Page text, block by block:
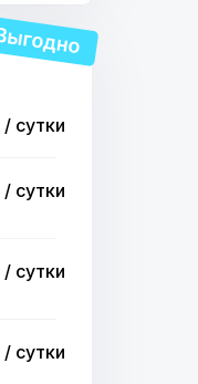
/ сутки
/ сутки
/ сутки
/ сутки